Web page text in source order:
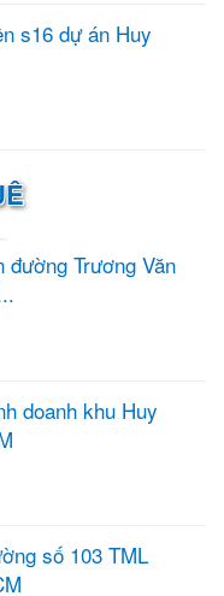
s16 dự án Huy
đường Trương Văn
doanh khu Huy
số 103 TML